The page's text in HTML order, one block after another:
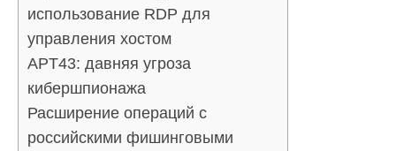
использование RDP для
управления хостом
APT43: давняя угроза
кибершпионажа
Расширение операций с
российскими фишинговыми